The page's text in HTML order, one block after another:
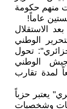
منهم حكومة
عاماً!
الاستقلال
الوطني
تحول
الوطني
لمدة تقارب
يعتبر حزباً
وشخصيات